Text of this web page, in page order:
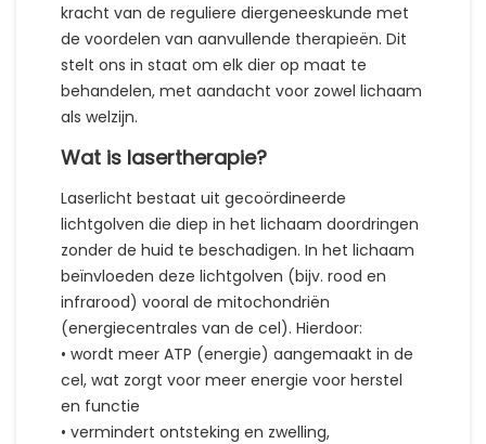
kracht van de reguliere diergeneeskunde met
de voordelen van aanvullende therapieën. Dit
stelt ons in staat om elk dier op maat te
behandelen, met aandacht voor zowel lichaam
als welzijn.
Wat is lasertherapie?
Laserlicht bestaat uit gecoördineerde
lichtgolven die diep in het lichaam doordringen
zonder de huid te beschadigen. In het lichaam
beïnvloeden deze lichtgolven (bijv. rood en
infrarood) vooral de mitochondriën
(energiecentrales van de cel). Hierdoor:
• wordt meer ATP (energie) aangemaakt in de
cel, wat zorgt voor meer energie voor herstel
en functie
• vermindert ontsteking en zwelling,